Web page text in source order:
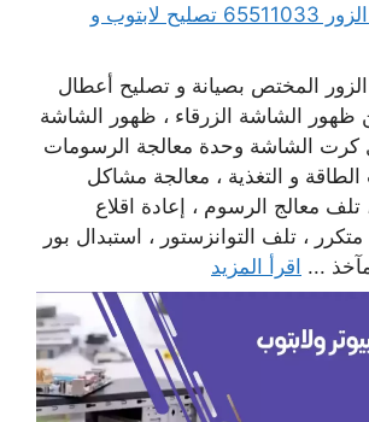
مهندس كمبيوتر الزور 65511033 تصليح لابتوب و
المختص بصيانة و تصليح أعطال
ظهور الشاشة الزرقاء ، ظهور الشاشة
كرت الشاشة وحدة معالجة الرسومات
و التغذية ، معالجة مشاكل
تلف معالج الرسوم ، إعادة اقلاع
، تلف التوانزستور ، استبدال بور
... اقرأ المزيد